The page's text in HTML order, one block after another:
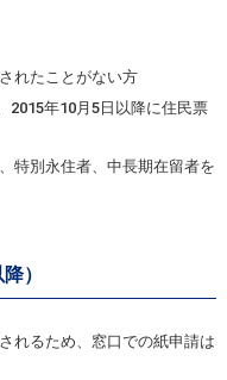
れたことがない方
2015年10月5日以降に住民票
特別永住者、中長期在留者を
）
れるため、窓口での紙申請は